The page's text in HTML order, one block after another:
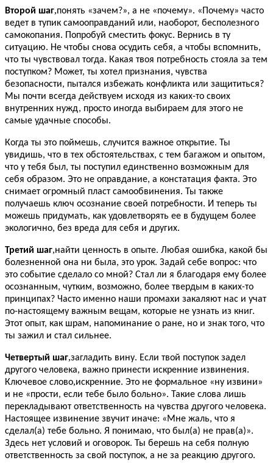
Второй шаг,понять «зачем?», а не «почему». «Почему» часто
ведет в тупик самооправданий или, наоборот, бесполезного
самокопания. Попробуй сместить фокус. Вернись в ту
ситуацию. Не чтобы снова осудить себя, а чтобы вспомнить,
что ты чувствовал тогда. Какая твоя потребность стояла за тем
поступком? Может, ты хотел признания, чувства
безопасности, пытался избежать конфликта или защититься?
Мы почти всегда действуем исходя из каких-то своих
внутренних нужд, просто иногда выбираем для этого не
самые удачные способы.
Когда ты это поймешь, случится важное открытие. Ты
увидишь, что в тех обстоятельствах, с тем багажом и опытом,
что у тебя был, ты поступил единственно возможным для
себя образом. Это не оправдание, а констатация факта. Это
снимает огромный пласт самообвинения. Ты также
получаешь ключ осознание своей потребности. И теперь ты
можешь придумать, как удовлетворять ее в будущем более
экологично, без вреда для себя и других.
Третий шаг,найти ценность в опыте. Любая ошибка, какой бы
болезненной она ни была, это урок. Задай себе вопрос: что
это событие сделало со мной? Стал ли я благодаря ему более
осознанным, чутким, возможно, более твердым в каких-то
принципах? Часто именно наши промахи закаляют нас и учат
по-настоящему важным вещам, которые не узнать из книг.
Этот опыт, как шрам, напоминание о ране, но и знак того, что
ты зажил и стал сильнее.
Четвертый шаг,загладить вину. Если твой поступок задел
другого человека, важно принести искренние извинения.
Ключевое слово,искренние. Это не формальное «ну извини»
и не «прости, если тебе было больно». Такие слова лишь
перекладывают ответственность на чувства другого человека.
Настоящее извинение звучит иначе: «Мне жаль, что я
сделал(а) тебе больно. Я понимаю, что был(а) не прав(а)».
Здесь нет условий и оговорок. Ты берешь на себя полную
ответственность за свой поступок, а не за реакцию другого.